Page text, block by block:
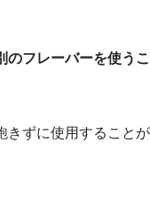
のフレーバーを使うこ
きずに使用することが